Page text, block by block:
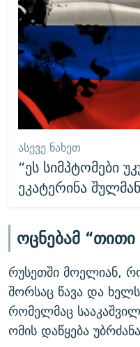
ᲐᲡᲔᲕᲔ ᲜᲐᲮᲔᲗ
“ეს სიმპტომები
ეკატერინა
ოცნებამ
რუსეთში მოელიან,
შორსაც წავა და
რომელმაც
ომის დაწყება